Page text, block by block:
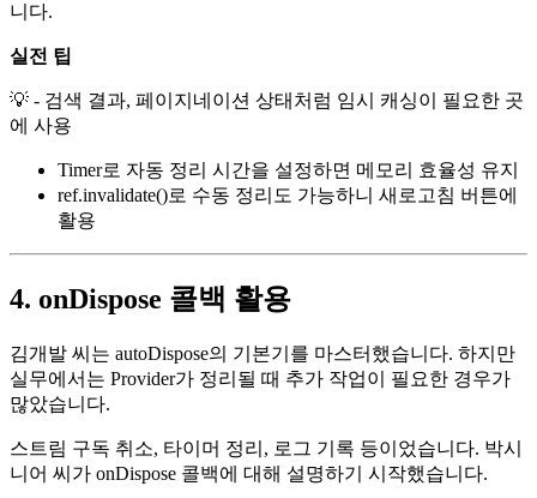
니다.
실전 팁
💡 - 검색 결과, 페이지네이션 상태처럼 임시 캐싱이 필요한 곳
에 사용
Timer로 자동 정리 시간을 설정하면 메모리 효율성 유지
ref.invalidate()로 수동 정리도 가능하니 새로고침 버튼에
활용
4. onDispose 콜백 활용
김개발 씨는 autoDispose의 기본기를 마스터했습니다. 하지만
실무에서는 Provider가 정리될 때 추가 작업이 필요한 경우가
많았습니다.
스트림 구독 취소, 타이머 정리, 로그 기록 등이었습니다. 박시
니어 씨가 onDispose 콜백에 대해 설명하기 시작했습니다.